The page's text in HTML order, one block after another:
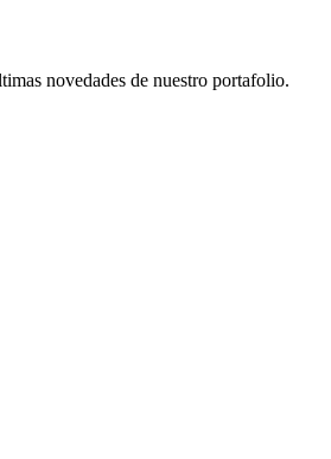
novedades de nuestro portafolio.